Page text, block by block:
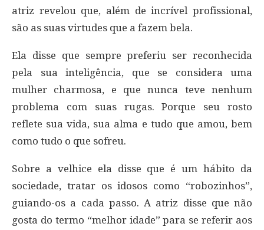
atriz revelou que, além de incrível profissional,
são as suas virtudes que a fazem bela.
Ela disse que sempre preferiu ser reconhecida
pela sua inteligência, que se considera uma
mulher charmosa, e que nunca teve nenhum
problema com suas rugas. Porque seu rosto
reflete sua vida, sua alma e tudo que amou, bem
como tudo o que sofreu.
Sobre a velhice ela disse que é um hábito da
sociedade, tratar os idosos como “robozinhos”,
guiando-os a cada passo. A atriz disse que não
gosta do termo “melhor idade” para se referir aos